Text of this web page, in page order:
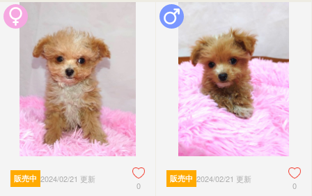
販売中 2024/02/21 更新
0
販売中 2024/02/21 更新
0